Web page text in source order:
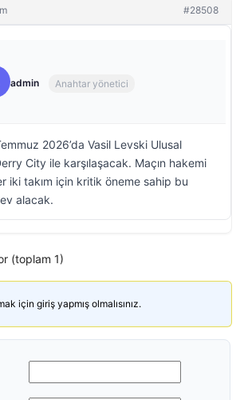
#28508
admin Anahtar yönetici
2026’da Vasil Levski Ulusal
City ile karşılaşacak. Maçın hakemi
iki takım için kritik öneme sahip bu
alacak.
(toplam 1)
için giriş yapmış olmalısınız.